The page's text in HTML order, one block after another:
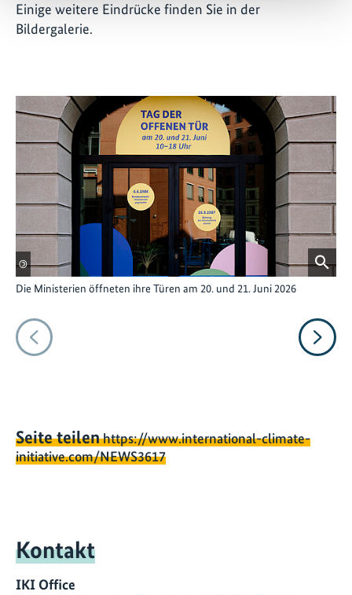
Einige weitere Eindrücke finden Sie in der
Bildergalerie.
©
Die Ministerien öffneten ihre Türen am 20. und 21. Juni 2026
Vorheriges
Seite teilenhttps://www.international-climate-
initiative.com/NEWS3617
Kontakt
IKI Office